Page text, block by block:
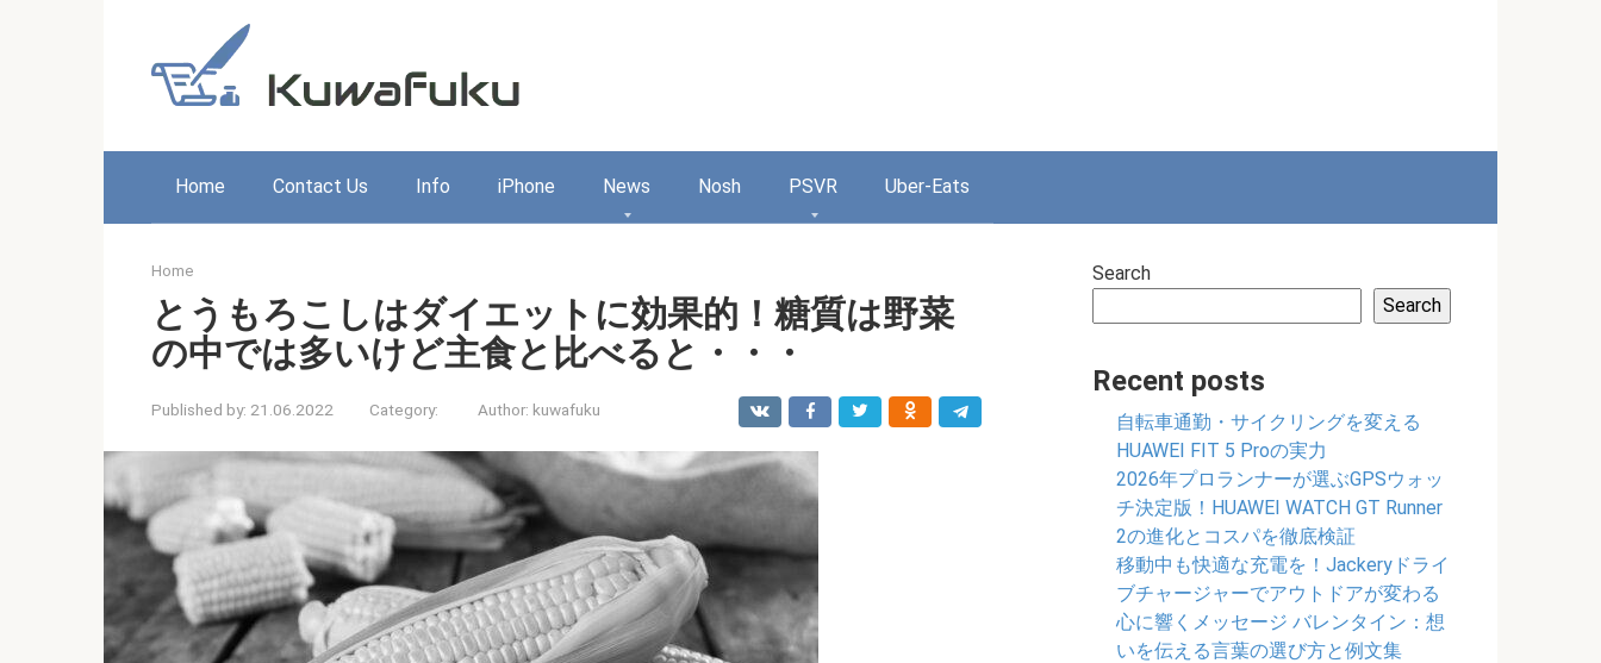
Home Contact Us Info iPhone News Nosh PSVR Uber-Eats
Home
とうもろこしはダイエットに効果的！糖質は野菜
の中では多いけど主食と比べると・・・
Published by: 21.06.2022 Category: Author: kuwafuku
Search
Search
Recent posts
自転車通勤・サイクリングを変える
HUAWEI FIT 5 Proの実力
2026年プロランナーが選ぶGPSウォッ
チ決定版！HUAWEI WATCH GT Runner
2の進化とコスパを徹底検証
移動中も快適な充電を！Jackeryドライ
ブチャージャーでアウトドアが変わる
心に響くメッセージ バレンタイン：想
いを伝える言葉の選び方と例文集